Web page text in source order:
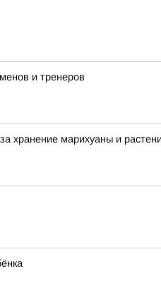
и тренеров
хранение марихуаны и